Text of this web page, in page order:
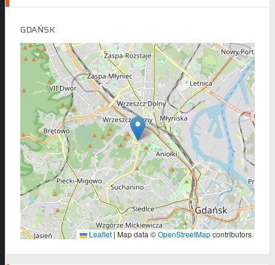
GDAŃSK
Leaflet | Map data ©OpenStreetMapcontributors